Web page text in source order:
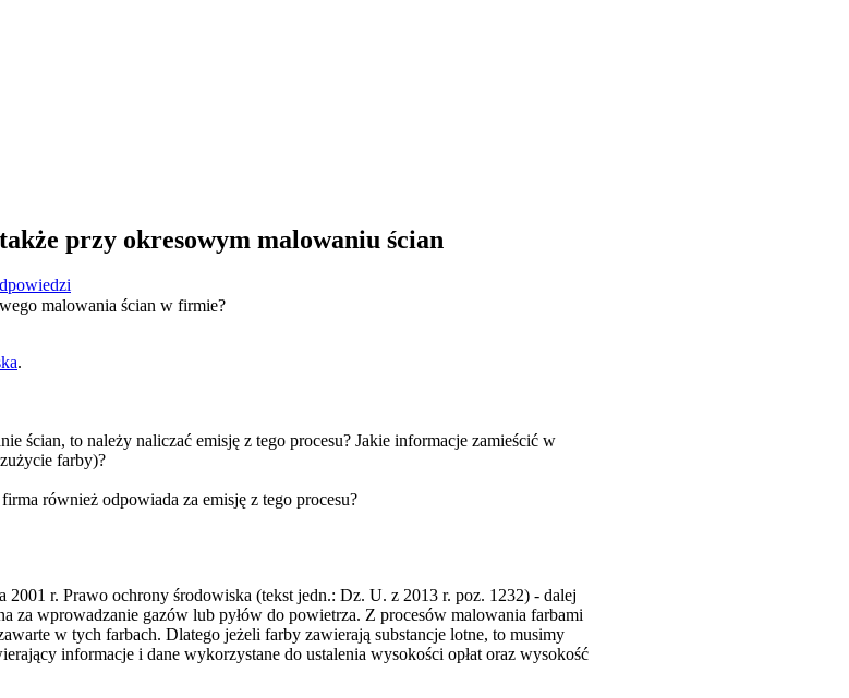
przy okresowym malowaniu ścian
malowania ścian w firmie?
.
ścian, to należy naliczać emisję z tego procesu? Jakie informacje zamieścić w
farby)?
również odpowiada za emisję z tego procesu?
r. Prawo ochrony środowiska (tekst jedn.: Dz. U. z 2013 r. poz. 1232) - dalej
za wprowadzanie gazów lub pyłów do powietrza. Z procesów malowania farbami
w tych farbach. Dlatego jeżeli farby zawierają substancje lotne, to musimy
informacje i dane wykorzystane do ustalenia wysokości opłat oraz wysokość